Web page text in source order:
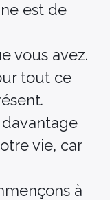
est de
vous avez.
tout ce
vie, car
à